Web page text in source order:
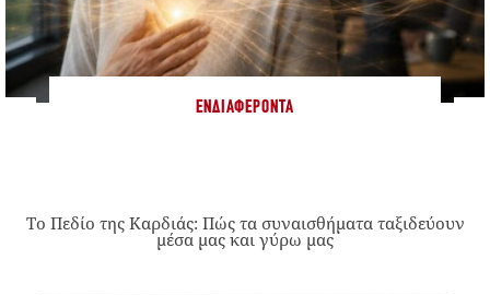
ΕΝΔΙΑΦΈΡΟΝΤΑ
Το Πεδίο της Καρδιάς: Πώς τα συναισθήματα ταξιδεύουν
μέσα μας και γύρω μας